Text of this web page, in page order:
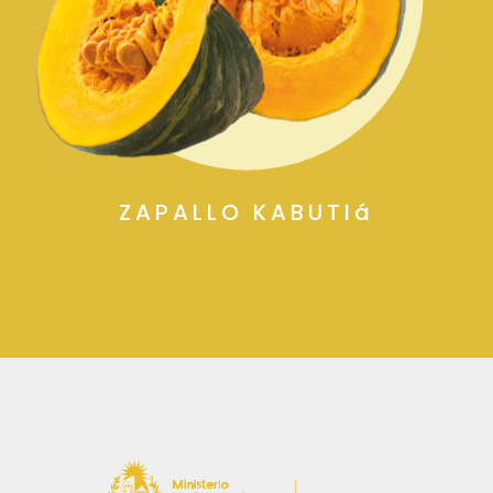
ZAPALLO KABUTIá